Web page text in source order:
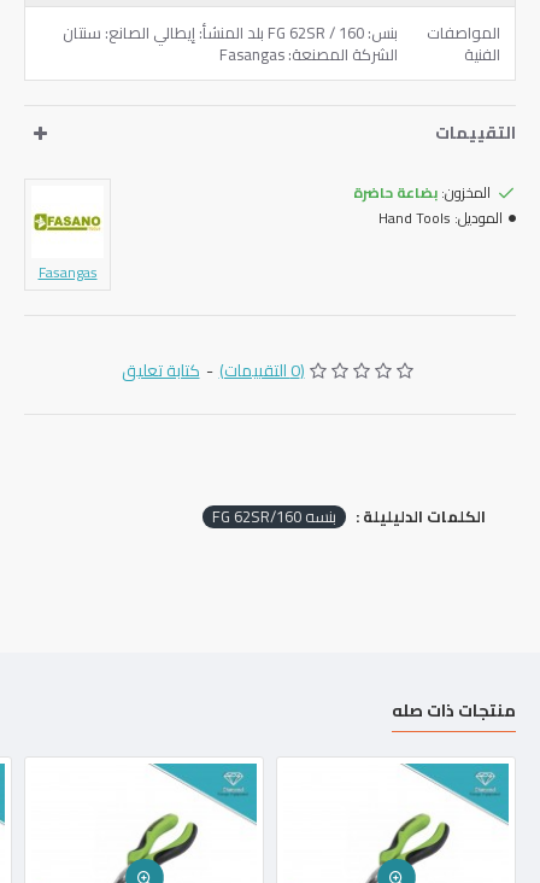
المواصفات
الفنية
بنس: FG 62SR / 160 بلد المنشأ: إيطالي الصانع: سنتان
الشركة المصنعة: Fasangas
التقييمات
المخزون:بضاعة حاضرة
الموديل: Hand Tools
Fasangas
(0 التقييمات) - كتابة تعليق
الكلمات الدليليلة : بنسه FG 62SR/160
منتجات ذات صله